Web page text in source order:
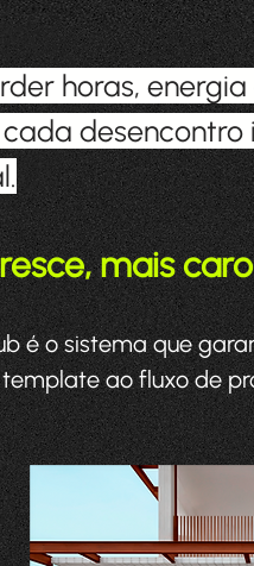
horas,
mais
é o sistema que
ao fluxo de